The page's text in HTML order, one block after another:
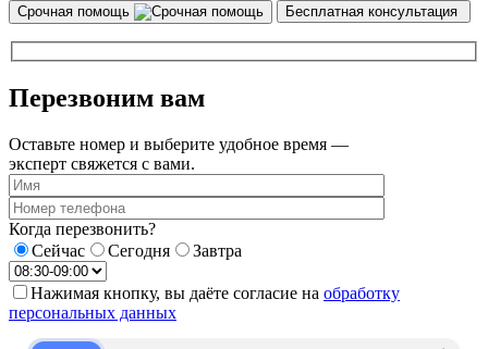
Срочная помощь Бесплатная консультация
Перезвоним вам
Оставьте номер и выберите удобное время —
эксперт свяжется с вами.
Когда перезвонить?
Сейчас
Сегодня Завтра
Нажимая кнопку, вы даёте согласие на обработку
персональных данных